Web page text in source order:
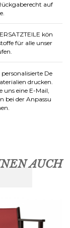
auf
kön
für alle unser
De
drucken.
uns eine E-Mail,
bei der Anpassu
AUCH